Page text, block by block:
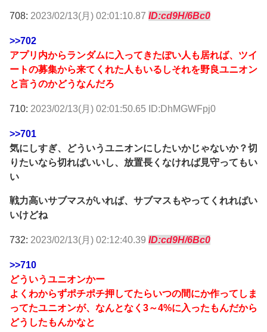
708: 2023/02/13(月) 02:01:10.87 ID:cd9H/6Bc0
>>702
アプリ内からランダムに入ってきたぽい人も居れば、ツイ
ートの募集から来てくれた人もいるしそれを野良ユニオン
と言うのかどうなんだろ
710: 2023/02/13(月) 02:01:50.65 ID:DhMGWFpj0
>>701
気にしすぎ、どういうユニオンにしたいかじゃないか？切
りたいなら切ればいいし、放置長くなければ見守ってもい
い
戦力高いサブマスがいれば、サブマスもやってくれればい
いけどね
732: 2023/02/13(月) 02:12:40.39 ID:cd9H/6Bc0
>>710
どういうユニオンかー
よくわからずポチポチ押してたらいつの間にか作ってしま
ってたユニオンが、なんとなく3～4%に入ったもんだから
どうしたもんかなと